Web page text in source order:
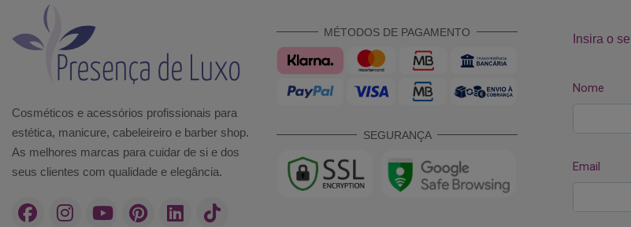
Cosméticos e acessórios profissionais para
estética, manicure, cabeleireiro e barber shop.
As melhores marcas para cuidar de si e dos
seus clientes com qualidade e elegância.
MÉTODOS DE PAGAMENTO
SEGURANÇA